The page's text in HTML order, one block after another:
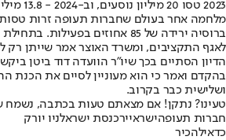
2023 טסו
מלחמה אחר בעולם שחברות תעופה זרות טסות
ברוסיה ירידה של 85 אחוזים
לאגף התקציבים, ומשרד האוצר אמר שייתן רק
הדיון הסתיים בכך שיו"ר הוועדה דוד ביטן
בהקדם ואמר כי הוא מעוניין לסיים את הכנת
ושלישית כבר בקרוב.
טעינו? נתקן! אם מצאתם טעות בכתבה, נשמח
חברות תעופהישראיירכנסת ישראלניו יורק
כדאילהכיר